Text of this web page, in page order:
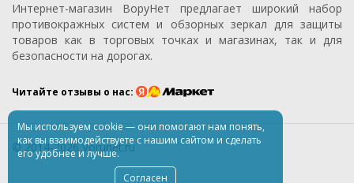
Интернет-магазин ВоруНет предлагает широкий набор
противокражных систем и обзорных зеркал для защиты
товаров как в торговых точках и магазинах, так и для
безопасности на дорогах.
Читайте отзывы о нас:
© 2014-2026 Vorunet.ru
Мы используем cookie — они помогают нам понять,
как вы взаимодействуете с нашим сайтом и сделать
его удобнееи лучше.
Согласен